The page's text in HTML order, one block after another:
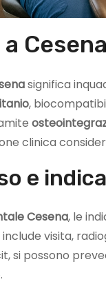
significa
,
clinica
e
Cesena, le
visita,
si possono